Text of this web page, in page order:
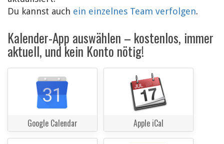
Du kannst auch ein einzelnes Team verfolgen.
Kalender-App auswählen – kostenlos, immer
aktuell, und kein Konto nötig!
Google Calendar Apple iCal